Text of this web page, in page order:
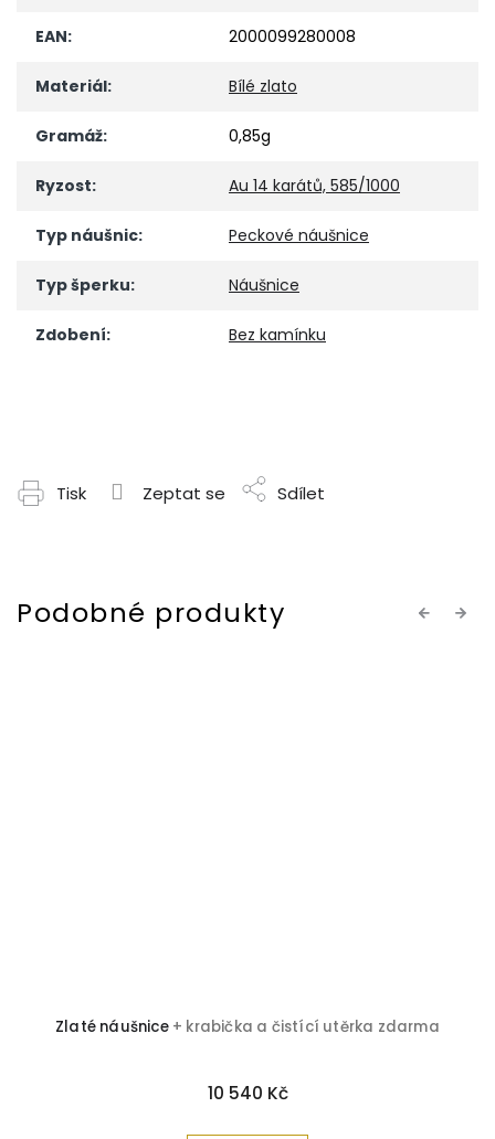
EAN: 2000099280008
Materiál: Bílé zlato
Gramáž: 0,85g
Ryzost: Au 14 karátů, 585/1000
Typ náušnic: Peckové náušnice
Typ šperku: Náušnice
Zdobení: Bez kamínku
Tisk Zeptat se Sdílet
Previous
Zlaté náušnice + krabička a čistící utěrka zdarma
10 540 Kč
Next